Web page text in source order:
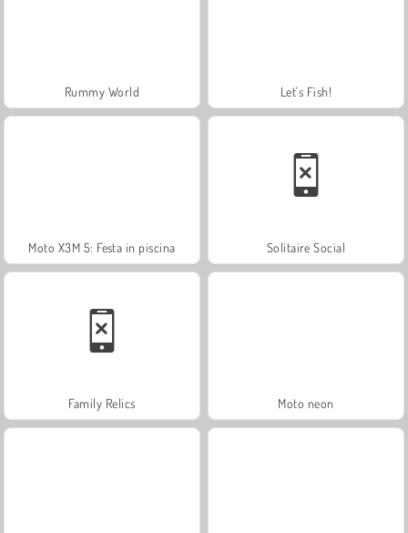
Rummy World Let's Fish!
Moto X3M 5: Festa in piscina Solitaire Social
Family Relics Moto neon